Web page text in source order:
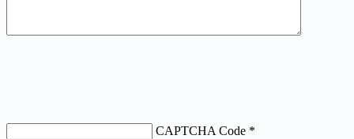
CAPTCHA Code *